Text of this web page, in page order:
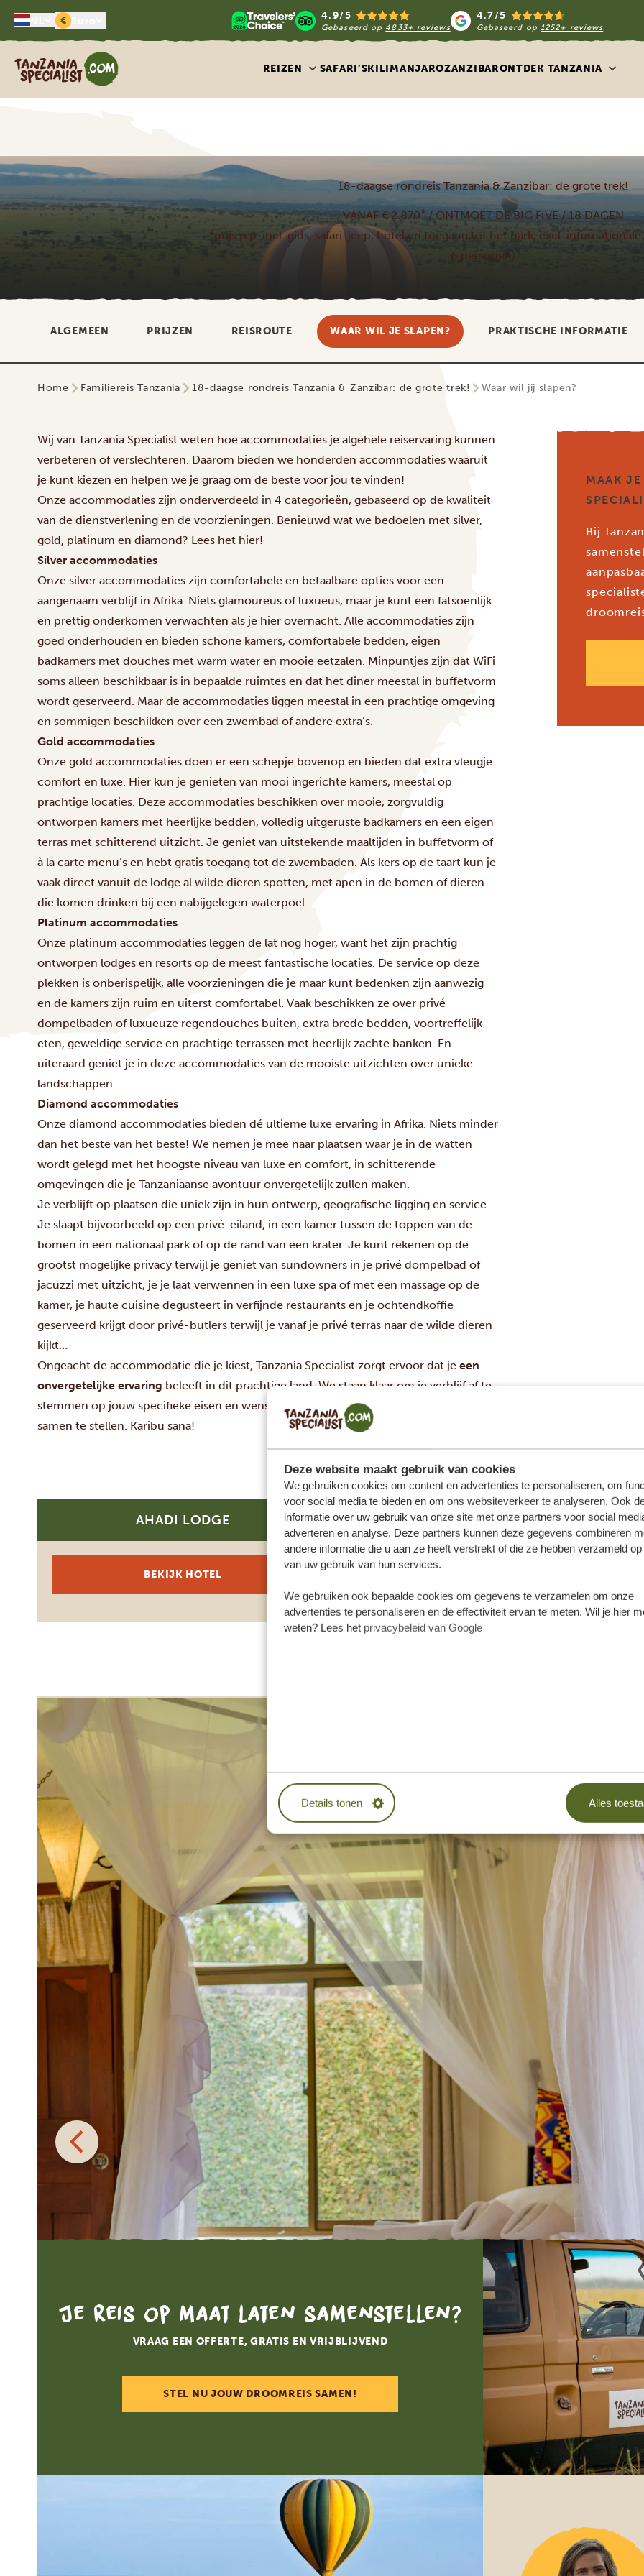
Deze website maakt gebruik van cookies
We gebruiken cookies om content en advertenties te personaliseren, om
voor social media te bieden en om ons websiteverkeer te analyseren. Ook
informatie over uw gebruik van onze site met onze partners voor social
adverteren en analyse. Deze partners kunnen deze gegevens combineren
andere informatie die u aan ze heeft verstrekt of die ze hebben verzameld
van uw gebruik van hun services.
We gebruiken ook bepaalde cookies om gegevens te verzamelen om onze
advertenties te personaliseren en de effectiviteit ervan te meten. Wil je hier
weten? Lees het privacybeleid van Google
Details tonen Alles
€ 4.9/5
Gebaseerd op 4833+ reviews
4.7/5
Gebaseerd op 1252+ reviews
Tanzania Specialist
REIZEN SAFARI’SKILIMANJAROZANZIBARONTDEK TANZANIA
18-daagse rondreis Tanzania & Zanzibar: de grote trek!
VANAF € 2.870*/ ONTMOET DE BIG FIVE / 18 DAGEN
*prijs p.p. incl. gids, safari-jeep, hotel en toegang tot het park, excl.
6 personen)
ALGEMEEN PRIJZEN REISROUTE WAAR WIL JE SLAPEN? PRAKTISCHE INFORMATIE
Home Familiereis Tanzania 18-daagse rondreis Tanzania & Zanzibar: de grote trek! Waar wil jij slapen?
Wij van Tanzania Specialist weten hoe accommodaties je algehele reiservaring kunnen
verbeteren of verslechteren. Daarom bieden we honderden accommodaties waaruit
je kunt kiezen en helpen we je graag om de beste voor jou te vinden!
Onze accommodaties zijn onderverdeeld in 4 categorieën, gebaseerd op de kwaliteit
van de dienstverlening en de voorzieningen. Benieuwd wat we bedoelen met silver,
gold, platinum en diamond? Lees het hier!
Silver accommodaties
Onze silver accommodaties zijn comfortabele en betaalbare opties voor een
aangenaam verblijf in Afrika. Niets glamoureus of luxueus, maar je kunt een fatsoenlijk
en prettig onderkomen verwachten als je hier overnacht. Alle accommodaties zijn
goed onderhouden en bieden schone kamers, comfortabele bedden, eigen
badkamers met douches met warm water en mooie eetzalen. Minpuntjes zijn dat WiFi
soms alleen beschikbaar is in bepaalde ruimtes en dat het diner meestal in buffetvorm
wordt geserveerd. Maar de accommodaties liggen meestal in een prachtige omgeving
en sommigen beschikken over een zwembad of andere extra’s.
Gold accommodaties
Onze gold accommodaties doen er een schepje bovenop en bieden dat extra vleugje
comfort en luxe. Hier kun je genieten van mooi ingerichte kamers, meestal op
prachtige locaties. Deze accommodaties beschikken over mooie, zorgvuldig
ontworpen kamers met heerlijke bedden, volledig uitgeruste badkamers en een eigen
terras met schitterend uitzicht. Je geniet van uitstekende maaltijden in buffetvorm of
à la carte menu’s en hebt gratis toegang tot de zwembaden. Als kers op de taart kun je
vaak direct vanuit de lodge al wilde dieren spotten, met apen in de bomen of dieren
die komen drinken bij een nabijgelegen waterpoel.
Platinum accommodaties
Onze platinum accommodaties leggen de lat nog hoger, want het zijn prachtig
ontworpen lodges en resorts op de meest fantastische locaties. De service op deze
plekken is onberispelijk, alle voorzieningen die je maar kunt bedenken zijn aanwezig
en de kamers zijn ruim en uiterst comfortabel. Vaak beschikken ze over privé
dompelbaden of luxueuze regendouches buiten, extra brede bedden, voortreffelijk
eten, geweldige service en prachtige terrassen met heerlijk zachte banken. En
uiteraard geniet je in deze accommodaties van de mooiste uitzichten over unieke
landschappen.
Diamond accommodaties
Onze diamond accommodaties bieden dé ultieme luxe ervaring in Afrika. Niets minder
dan het beste van het beste! We nemen je mee naar plaatsen waar je in de watten
wordt gelegd met het hoogste niveau van luxe en comfort, in schitterende
omgevingen die je Tanzaniaanse avontuur onvergetelijk zullen maken.
Je verblijft op plaatsen die uniek zijn in hun ontwerp, geografische ligging en service.
Je slaapt bijvoorbeeld op een privé-eiland, in een kamer tussen de toppen van de
bomen in een nationaal park of op de rand van een krater. Je kunt rekenen op de
grootst mogelijke privacy terwijl je geniet van sundowners in je privé dompelbad of
jacuzzi met uitzicht, je je laat verwennen in een luxe spa of met een massage op de
kamer, je haute cuisine degusteert in verfijnde restaurants en je ochtendkoffie
geserveerd krijgt door privé-butlers terwijl je vanaf je privé terras naar de wilde dieren
kijkt…
Ongeacht de accommodatie die je kiest, Tanzania Specialist zorgt ervoor dat je een
onvergetelijke ervaring beleeft in dit prachtige land. We staan klaar om je verblijf af te
stemmen op jouw specifieke eisen en wensen, en om samen met jou je droomroute
samen te stellen. Karibu sana!
MAAK
Bij
AHADI LODGE
BEKIJK HOTEL
GOLD
GIRAFFE MANOR TANZANIA
Je reis op maat laten samenstellen?
VRAAG EEN OFFERTE, GRATIS EN VRIJBLIJVEND
STEL NU JOUW DROOMREIS SAMEN!